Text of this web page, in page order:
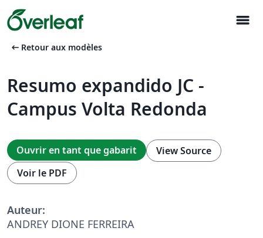
menu
arrow_left_alt Retour aux modèles
Resumo expandido JC -
Campus Volta Redonda
Ouvrir en tant que gabarit
View Source
Voir le PDF
Auteur:
ANDREY DIONE FERREIRA